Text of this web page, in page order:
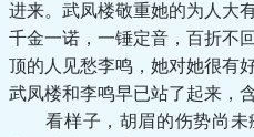
进来。武凤楼敬重她的为人大
千金一诺，一锤定音，百折不
顶的人见愁李鸣，她对她很有
武凤楼和李鸣早已站了起来，
看样子，胡眉的伤势尚未